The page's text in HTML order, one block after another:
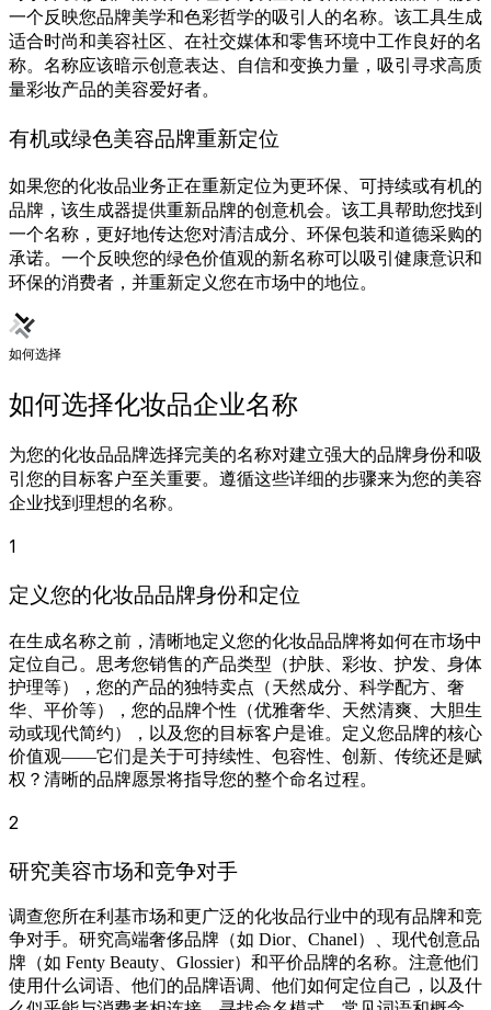
一个反映您品牌美学和色彩哲学的吸引人的名称。该工具生成
适合时尚和美容社区、在社交媒体和零售环境中工作良好的名
称。名称应该暗示创意表达、自信和变换力量，吸引寻求高质
量彩妆产品的美容爱好者。
有机或绿色美容品牌重新定位
如果您的化妆品业务正在重新定位为更环保、可持续或有机的
品牌，该生成器提供重新品牌的创意机会。该工具帮助您找到
一个名称，更好地传达您对清洁成分、环保包装和道德采购的
承诺。一个反映您的绿色价值观的新名称可以吸引健康意识和
环保的消费者，并重新定义您在市场中的地位。
如何选择
如何选择化妆品企业名称
为您的化妆品品牌选择完美的名称对建立强大的品牌身份和吸
引您的目标客户至关重要。遵循这些详细的步骤来为您的美容
企业找到理想的名称。
1
定义您的化妆品品牌身份和定位
在生成名称之前，清晰地定义您的化妆品品牌将如何在市场中
定位自己。思考您销售的产品类型（护肤、彩妆、护发、身体
护理等），您的产品的独特卖点（天然成分、科学配方、奢
华、平价等），您的品牌个性（优雅奢华、天然清爽、大胆生
动或现代简约），以及您的目标客户是谁。定义您品牌的核心
价值观——它们是关于可持续性、包容性、创新、传统还是赋
权？清晰的品牌愿景将指导您的整个命名过程。
2
研究美容市场和竞争对手
调查您所在利基市场和更广泛的化妆品行业中的现有品牌和竞
争对手。研究高端奢侈品牌（如 Dior、Chanel）、现代创意品
牌（如 Fenty Beauty、Glossier）和平价品牌的名称。注意他们
使用什么词语、他们的品牌语调、他们如何定位自己，以及什